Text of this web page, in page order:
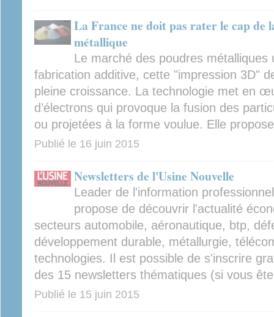
La France ne doit pas rater le cap de
métallique
Le marché des poudres métalliques
fabrication additive, cette "impression 3D"
pleine croissance. La technologie met en
d’électrons qui provoque la fusion des
ou projetées à la forme voulue. Elle
Publié le 16 juin 2015
Newsletters de l'Usine Nouvelle
Leader de l'information
propose de découvrir l'actualité
secteurs automobile, aéronautique, btp,
développement durable, métallurgie,
technologies. Il est possible de s'inscrire
des 15 newsletters thématiques (si vous
Publié le 15 juin 2015